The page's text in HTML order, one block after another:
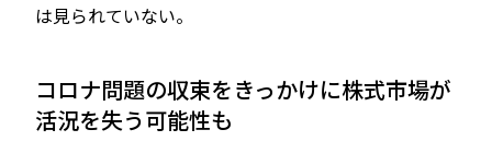
は見られていない。
コロナ問題の収束をきっかけに株式市場が
活況を失う可能性も